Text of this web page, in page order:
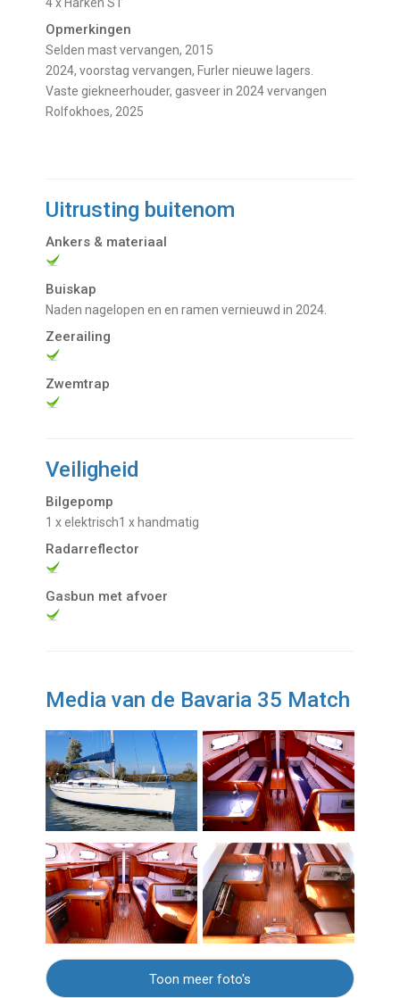
Opmerkingen
Selden mast vervangen, 2015
2024, voorstag vervangen, Furler nieuwe lagers.
Vaste giekneerhouder, gasveer in 2024 vervangen
Rolfokhoes, 2025
Uitrusting buitenom
Ankers & materiaal
Buiskap
Naden nagelopen en en ramen vernieuwd in 2024.
Zeerailing
Zwemtrap
Veiligheid
Bilgepomp
1 x elektrisch1 x handmatig
Radarreflector
Gasbun met afvoer
Media van de Bavaria 35 Match
Toon meer foto's